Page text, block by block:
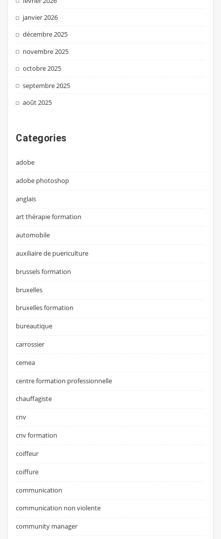
janvier 2026
décembre 2025
novembre 2025
octobre 2025
septembre 2025
août 2025
Categories
adobe
adobe photoshop
anglais
art thérapie formation
automobile
auxiliaire de puericulture
brussels formation
bruxelles
bruxelles formation
bureautique
carrossier
cemea
centre formation professionnelle
chauffagiste
cnv
cnv formation
coiffeur
coiffure
communication
communication non violente
community manager